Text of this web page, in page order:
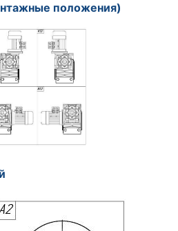
положения)